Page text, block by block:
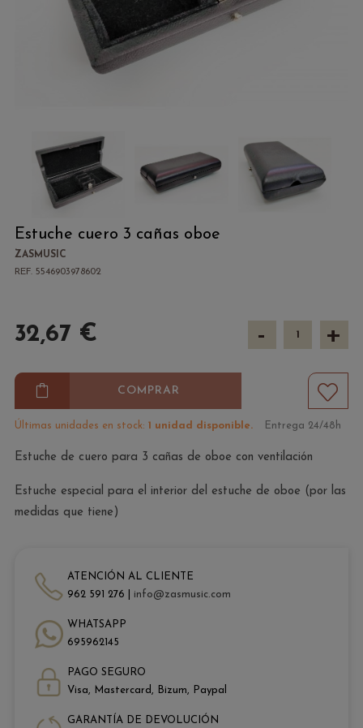
Estuche cuero 3 cañas oboe
ZASMUSIC
REF. 5546903978602
32,67 € - +
COMPRAR
Últimas unidades en stock: 1 unidad disponible. Entrega 24/48h
Estuche de cuero para 3 cañas de oboe con ventilación
Estuche especial para el interior del estuche de oboe (por las
medidas que tiene)
ATENCIÓN AL CLIENTE
962 591 276 | info@zasmusic.com
WHATSAPP
695962145
PAGO SEGURO
Visa, Mastercard, Bizum, Paypal
GARANTÍA DE DEVOLUCIÓN